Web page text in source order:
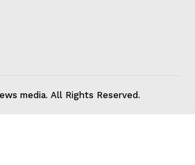
media. All Rights Reserved.